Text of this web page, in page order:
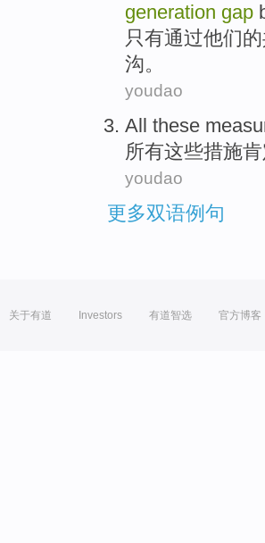
generation gap
只有通过他们的
沟。
youdao
All these
所有这些措施
youdao
更多双语例句
关于有道 Investors 有道智选 官方博客